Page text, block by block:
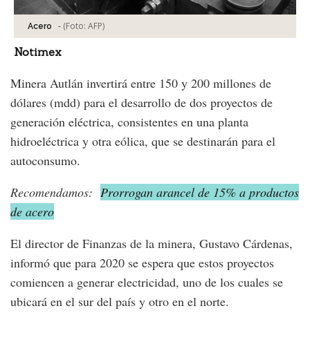
Acero - (Foto: AFP)
Notimex
Minera Autlán invertirá entre 150 y 200 millones de
dólares (mdd) para el desarrollo de dos proyectos de
generación eléctrica, consistentes en una planta
hidroeléctrica y otra eólica, que se destinarán para el
autoconsumo.
Recomendamos: Prorrogan arancel de 15% a productos
de acero
El director de Finanzas de la minera, Gustavo Cárdenas,
informó que para 2020 se espera que estos proyectos
comiencen a generar electricidad, uno de los cuales se
ubicará en el sur del país y otro en el norte.